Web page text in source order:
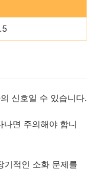
신호일 수 있습니다.
면 주의해야 합니
기적인 소화 문제를